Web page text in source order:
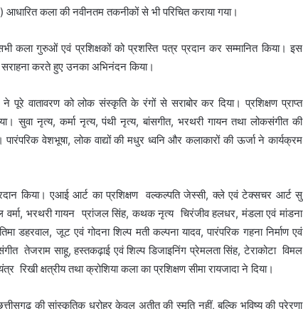
कला की नवीनतम तकनीकों से भी परिचित कराया गया।
कला गुरुओं एवं प्रशिक्षकों को प्रशस्ति पत्र प्रदान कर सम्मानित किया। इस
करते हुए उनका अभिनंदन किया।
वातावरण को लोक संस्कृति के रंगों से सराबोर कर दिया। प्रशिक्षण प्राप्त
सुवा नृत्य, कर्मा नृत्य, पंथी नृत्य, बांसगीत, भरथरी गायन तथा लोकसंगीत की
वेशभूषा, लोक वाद्यों की मधुर ध्वनि और कलाकारों की ऊर्जा ने कार्यक्रम
किया। एआई आर्ट का प्रशिक्षण वल्कल्पति जेस्सी, क्ले एवं टेक्सचर आर्ट सु
भरथरी गायन प्रांजल सिंह, कथक नृत्य चिरंजीव हलधर, मंडला एवं मांडना
डहरवाल, जूट एवं गोदना शिल्प मती कल्पना यादव, पारंपरिक गहना निर्माण एवं
तेजराम साहू, हस्तकढ़ाई एवं शिल्प डिजाइनिंग प्रेमलता सिंह, टेराकोटा विमल
रिखी क्षत्रीय तथा क्रोशिया कला का प्रशिक्षण सीमा रायजादा ने दिया।
की सांस्कृतिक धरोहर केवल अतीत की स्मृति नहीं, बल्कि भविष्य की प्रेरणा